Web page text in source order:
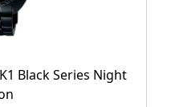
Black Series Night